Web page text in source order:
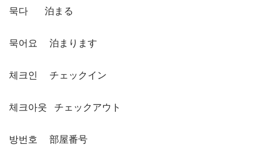
묵다 泊まる
묵어요 泊まります
체크인 チェックイン
체크아웃 チェックアウト
방번호 部屋番号